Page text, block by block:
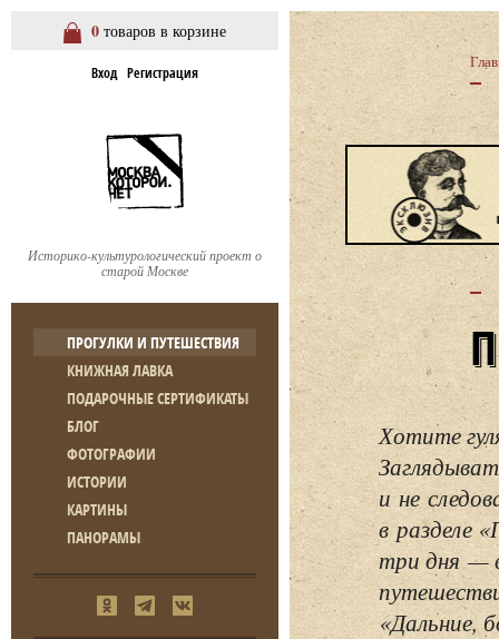
0 товаров в корзине
Вход Регистрация
Историко-культурологический проект о
старой Москве
ПРОГУЛКИ И ПУТЕШЕСТВИЯ
КНИЖНАЯ ЛАВКА
ПОДАРОЧНЫЕ СЕРТИФИКАТЫ
БЛОГ
ФОТОГРАФИИ
ИСТОРИИ
КАРТИНЫ
ПАНОРАМЫ
Хотите
и не
в разделе
три дня —
«Дальние,